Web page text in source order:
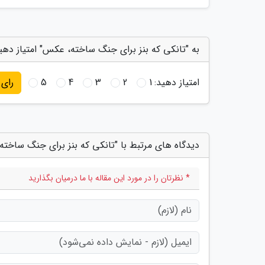
به "تانکی که بنز برای جنگ ساخته، عکس" امتیاز
امتیاز دهید:1
2
3
4
5 رای
دیدگاه های مرتبط با "تانکی که بنز برای جنگ
* نظرتان را در مورد این مقاله با ما درمیان بگذارید